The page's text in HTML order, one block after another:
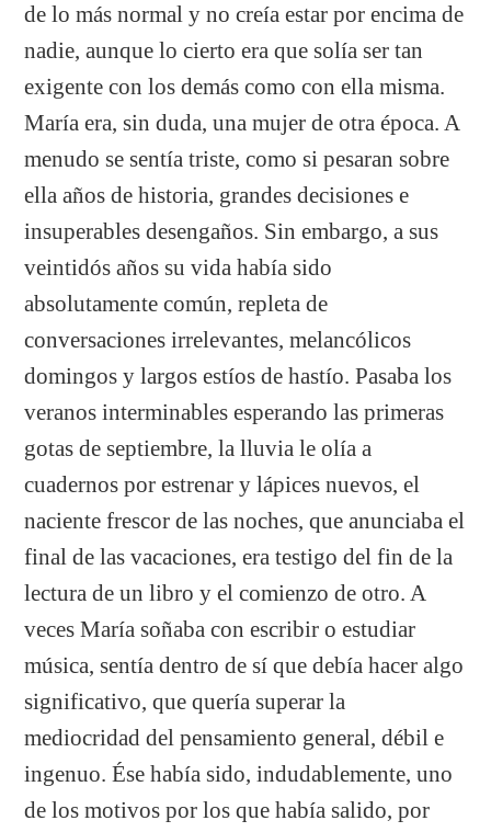
de lo más normal y no creía estar por encima de
nadie, aunque lo cierto era que solía ser tan
exigente con los demás como con ella misma.
María era, sin duda, una mujer de otra época. A
menudo se sentía triste, como si pesaran sobre
ella años de historia, grandes decisiones e
insuperables desengaños. Sin embargo, a sus
veintidós años su vida había sido
absolutamente común, repleta de
conversaciones irrelevantes, melancólicos
domingos y largos estíos de hastío. Pasaba los
veranos interminables esperando las primeras
gotas de septiembre, la lluvia le olía a
cuadernos por estrenar y lápices nuevos, el
naciente frescor de las noches, que anunciaba el
final de las vacaciones, era testigo del fin de la
lectura de un libro y el comienzo de otro. A
veces María soñaba con escribir o estudiar
música, sentía dentro de sí que debía hacer algo
significativo, que quería superar la
mediocridad del pensamiento general, débil e
ingenuo. Ése había sido, indudablemente, uno
de los motivos por los que había salido, por